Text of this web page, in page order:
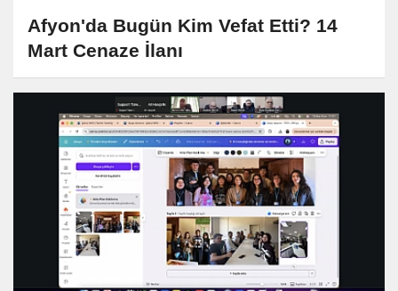
Afyon'da Bugün Kim Vefat Etti? 14
Mart Cenaze İlanı